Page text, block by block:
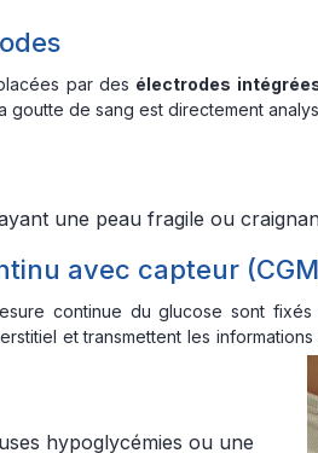
par des électrodes
de sang est directement
une peau fragile ou
avec capteur
continue du glucose sont
et transmettent les
hypoglycémies ou une